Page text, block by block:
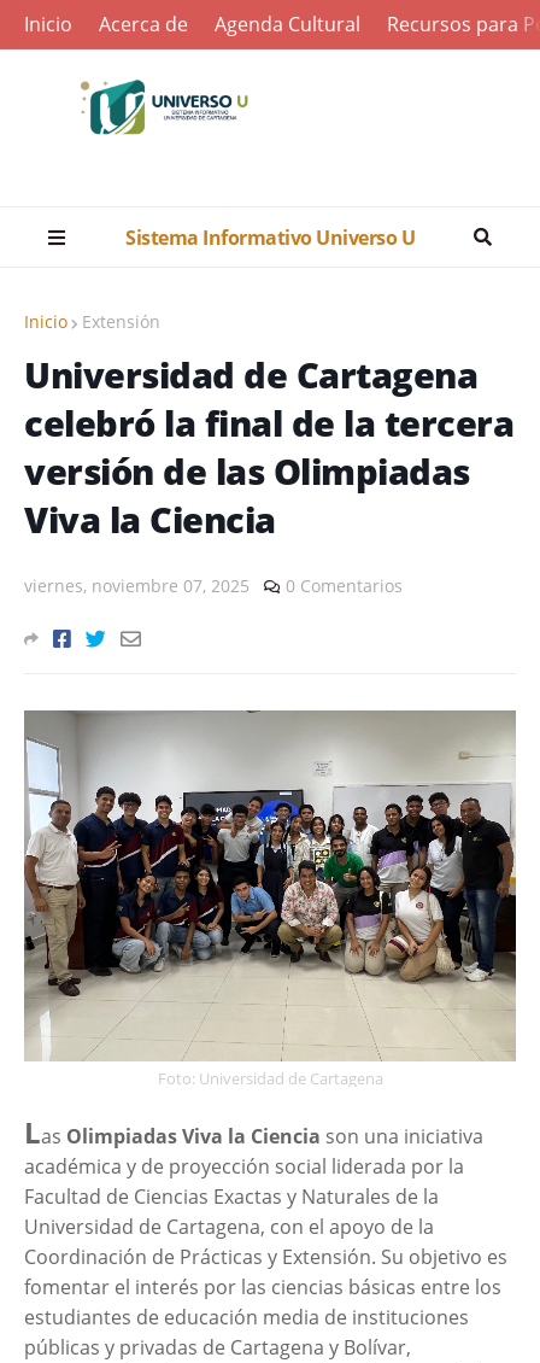
Inicio Acerca de Agenda Cultural Recursos para
Sistema Informativo Universo U
Inicio Extensión
Universidad de Cartagena
celebró la final de la tercera
versión de las Olimpiadas
Viva la Ciencia
viernes, noviembre 07, 2025 0 Comentarios
Foto: Universidad de Cartagena
Las Olimpiadas Viva la Ciencia son una iniciativa
académica y de proyección social liderada por la
Facultad de Ciencias Exactas y Naturales de la
Universidad de Cartagena, con el apoyo de la
Coordinación de Prácticas y Extensión. Su objetivo es
fomentar el interés por las ciencias básicas entre los
estudiantes de educación media de instituciones
públicas y privadas de Cartagena y Bolívar,